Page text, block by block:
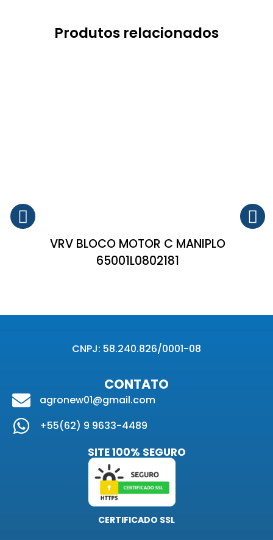
Produtos relacionados
VRV BLOCO MOTOR C MANIPLO
65001L0802181
CNPJ: 58.240.826/0001-08
CONTATO
agronew01@gmail.com
+55(62) 9 9633-4489
SITE 100% SEGURO
CERTIFICADO SSL